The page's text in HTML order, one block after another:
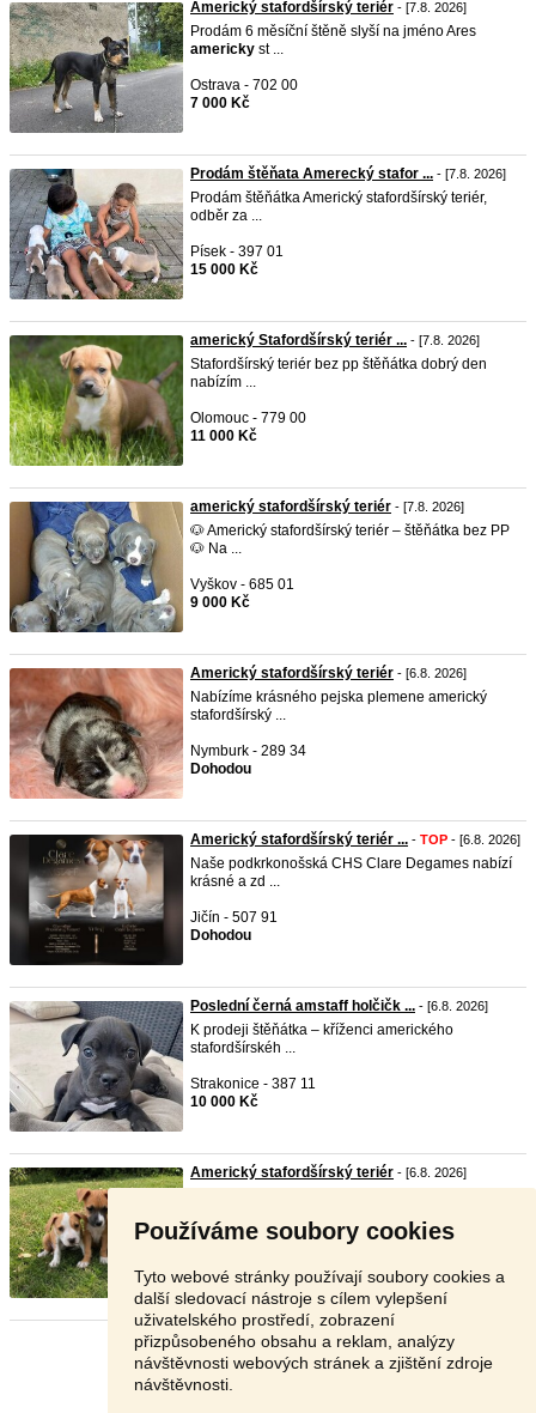
Používáme soubory cookies
Tyto webové stránky používají soubory cookies a
další sledovací nástroje s cílem vylepšení
uživatelského prostředí, zobrazení
přizpůsobeného obsahu a reklam, analýzy
návštěvnosti webových stránek a zjištění zdroje
návštěvnosti.
Americký stafordšírský teriér - [7.8. 2026]
Prodám 6 měsíční štěně slyší na jméno Ares
americky st ...
Ostrava - 702 00
7 000 Kč
Prodám štěňata Amerecký stafor ... - [7.8. 2026]
Prodám štěňátka Americký stafordšírský teriér,
odběr za ...
Písek - 397 01
15 000 Kč
americký Stafordšírský teriér ... - [7.8. 2026]
Stafordšírský teriér bez pp štěňátka dobrý den
nabízím ...
Olomouc - 779 00
11 000 Kč
americký stafordšírský teriér - [7.8. 2026]
🐶 Americký stafordšírský teriér – štěňátka bez PP
🐶 Na ...
Vyškov - 685 01
9 000 Kč
Americký stafordšírský teriér - [6.8. 2026]
Nabízíme krásného pejska plemene americký
stafordšírský ...
Nymburk - 289 34
Dohodou
Americký stafordšírský teriér ... - TOP - [6.8. 2026]
Naše podkrkonošská CHS Clare Degames nabízí
krásné a zd ...
Jičín - 507 91
Dohodou
Poslední černá amstaff holčičk ... - [6.8. 2026]
K prodeji štěňátka – kříženci amerického
stafordšírskéh ...
Strakonice - 387 11
10 000 Kč
Americký stafordšírský teriér - [6.8. 2026]
16 000 Kč
Stránka: 1 2 3 Další